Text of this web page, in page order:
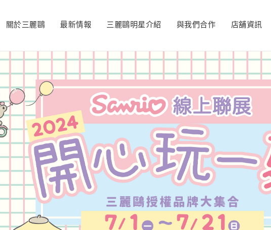
關於三麗鷗 最新情報 三麗鷗明星介紹 與我們合作 店舖資訊